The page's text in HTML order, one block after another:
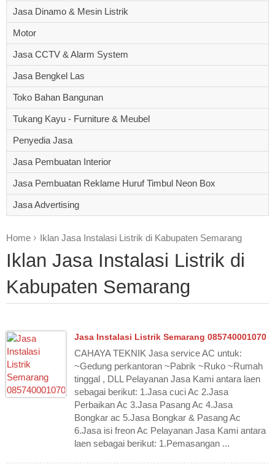
Jasa Dinamo & Mesin Listrik
Motor
Jasa CCTV & Alarm System
Jasa Bengkel Las
Toko Bahan Bangunan
Tukang Kayu - Furniture & Meubel
Penyedia Jasa
Jasa Pembuatan Interior
Jasa Pembuatan Reklame Huruf Timbul Neon Box
Jasa Advertising
Home Iklan Jasa Instalasi Listrik di Kabupaten Semarang
Iklan Jasa Instalasi Listrik di
Kabupaten Semarang
Jasa Instalasi Listrik Semarang 085740001070
CAHAYA TEKNIK Jasa service AC untuk:
~Gedung perkantoran ~Pabrik ~Ruko ~Rumah
tinggal , DLL Pelayanan Jasa Kami antara laen
sebagai berikut: 1.Jasa cuci Ac 2.Jasa
Perbaikan Ac 3.Jasa Pasang Ac 4.Jasa
Bongkar ac 5.Jasa Bongkar & Pasang Ac
6.Jasa isi freon Ac Pelayanan Jasa Kami antara
laen sebagai berikut: 1.Pemasangan ...